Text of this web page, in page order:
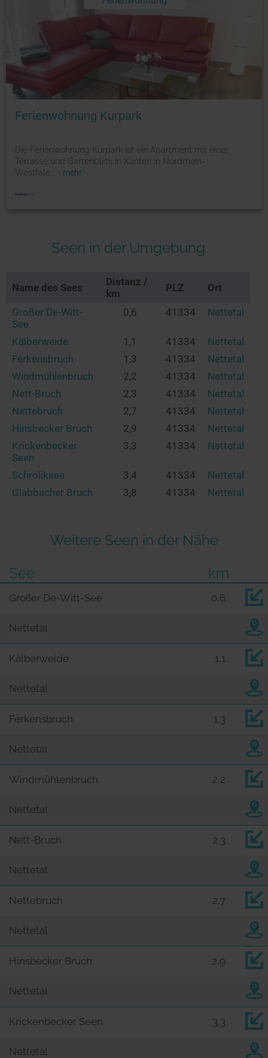
Ferienwohnung Kurpark
Die Ferienwohnung Kurpark ist ein Apartment mit einer
Terrasse und Gartenblick in Xanten in Nordrhein-
Westfale
mehr
Seen in der Umgebung
Name des Sees
Distanz /
km
PLZ Ort
Großer De-Witt-
See
0,6 41334 Nettetal
Kälberweide 1,1 41334
Nettetal
Ferkensbruch
1,3 41334
Nettetal
Windmühlenbruch
2,2 41334
Nettetal
Nett-Bruch
2,3 41334
Nettetal
Nettebruch
2,7 41334
Nettetal
Hinsbecker Bruch
2,9 41334
Nettetal
Krickenbecker
Seen
3,3 41334 Nettetal
Schroliksee 3,4 41334
Nettetal
Glabbacher Bruch
3,8 41334 Nettetal
Weitere Seen in der Nähe
See
km
Großer De-Witt-See 0,6
Nettetal
Kälberweide 1,1
Nettetal
Ferkensbruch 1,3
Nettetal
Windmühlenbruch 2,2
Nettetal
Nett-Bruch 2,3
Nettetal
Nettebruch 2,7
Nettetal
Hinsbecker Bruch 2,9
Nettetal
Krickenbecker Seen 3,3
Nettetal